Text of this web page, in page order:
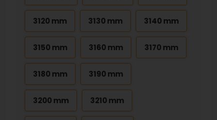
3120 mm 3130 mm 3140 mm
3150 mm 3160 mm 3170 mm
3180 mm 3190 mm
3200 mm 3210 mm